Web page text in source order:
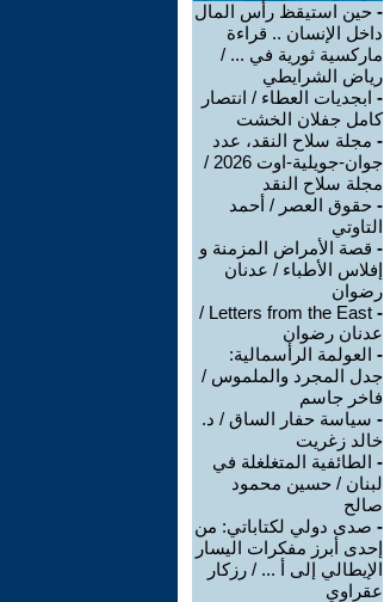
- حين استيقظ رأس المال
داخل الإنسان .. قراءة
ماركسية ثورية في ... /
رياض الشرايطي
- ابجديات العطاء / انتصار
كامل جفلان الخشت
- مجلة سلاح النقد، عدد
جوان-جويلية-اوت 2026 /
مجلة سلاح النقد
- حقوق العصر / أحمد
التاوتي
- قصة الأمراض المزمنة و
إفلاس الأطباء / عدنان
رضوان
-
Letters from the East /
عدنان رضوان
- العولمة الرأسمالية:
جدل المجرد والملموس /
فاخر جاسم
- سياسة حفار الساق / د.
خالد زغريت
- الطائفية المتغلغلة في
لبنان / حسين محمود
صالح
- صدى دولي لكتاباتي: من
إحدى أبرز مفكرات اليسار
الإيطالي إلى أ ... / رزكار
عقراوي